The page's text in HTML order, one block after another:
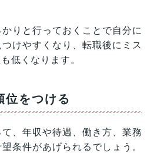
りと行っておくことで自分に
けやすくなり、転職後にミス
低くなります。
位をつける
、年収や待遇、働き方、業務
条件があげられるでしょう。